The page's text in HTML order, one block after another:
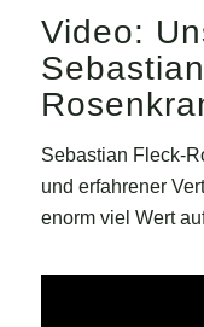
Video:
Sebastian Fleck-
und erfahrener
enorm viel Wert